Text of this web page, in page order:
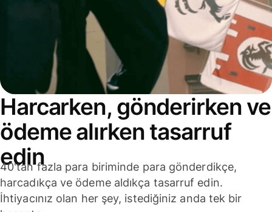
Harcarken, gönderirken ve
ödeme alırken tasarruf
edin
40'tan fazla para biriminde para gönderdikçe,
harcadıkça ve ödeme aldıkça tasarruf edin.
İhtiyacınız olan her şey, istediğiniz anda tek bir